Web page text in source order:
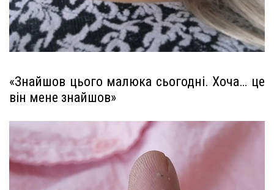
«Знайшов цього малюка сьогодні. Хоча… це
він мене знайшов»